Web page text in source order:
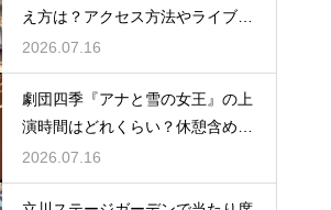
え方は？アクセス方法やライブを
楽しむポイントを紹介
2026.07.16
劇団四季『アナと雪の女王』の上
演時間はどれくらい？休憩含めた
公演の長さを解説
2026.07.16